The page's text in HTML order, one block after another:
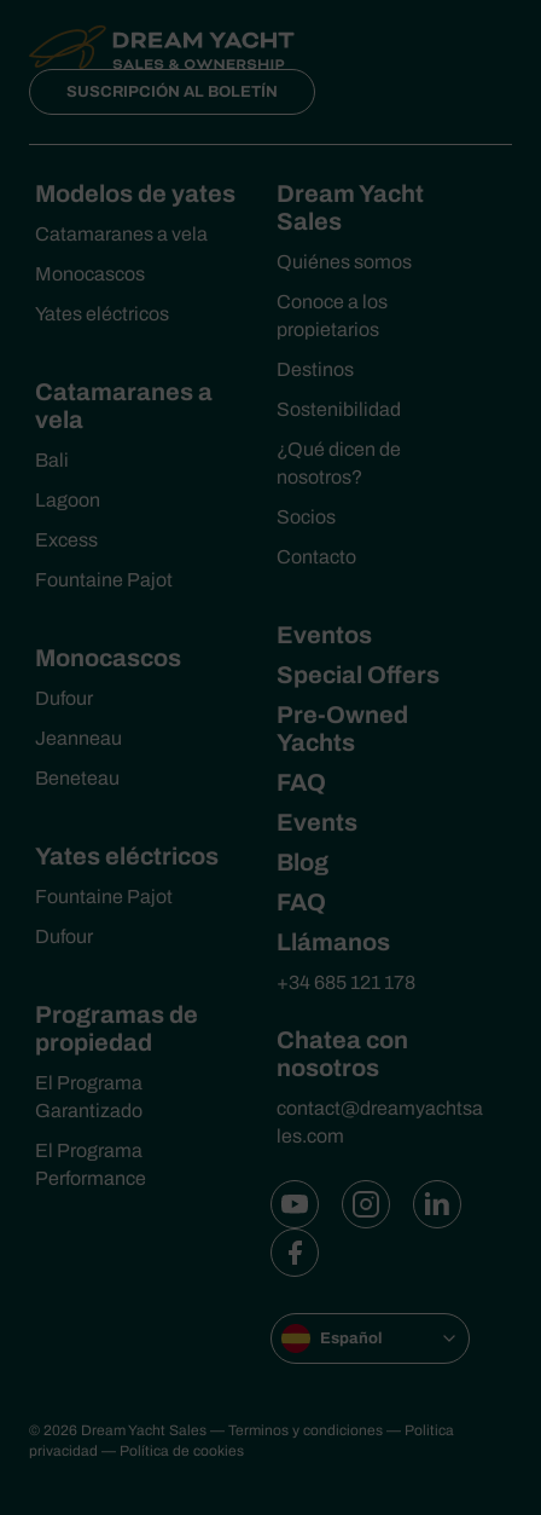
SUSCRIPCIÓN AL BOLETÍN
Modelos de yates
Catamaranes a vela
Monocascos
Yates eléctricos
Catamaranes a
vela
Bali
Lagoon
Excess
Fountaine Pajot
Monocascos
Dufour
Jeanneau
Beneteau
Yates eléctricos
Fountaine Pajot
Dufour
Programas de
propiedad
El Programa
Garantizado
El Programa
Performance
Dream Yacht
Sales
Quiénes somos
Conoce a los
propietarios
Destinos
Sostenibilidad
¿Qué dicen de
nosotros?
Socios
Contacto
Eventos
Special Offers
Pre-Owned
Yachts
FAQ
Events
Blog
FAQ
Llámanos
+34 685 121 178
Chatea con
nosotros
contact@dreamyachtsa
les.com
Español
© 2026 Dream Yacht Sales — Terminos y condiciones — Politica
privacidad — Política de cookies